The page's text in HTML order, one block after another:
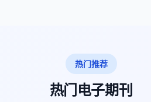
热门推荐
热门电子期刊